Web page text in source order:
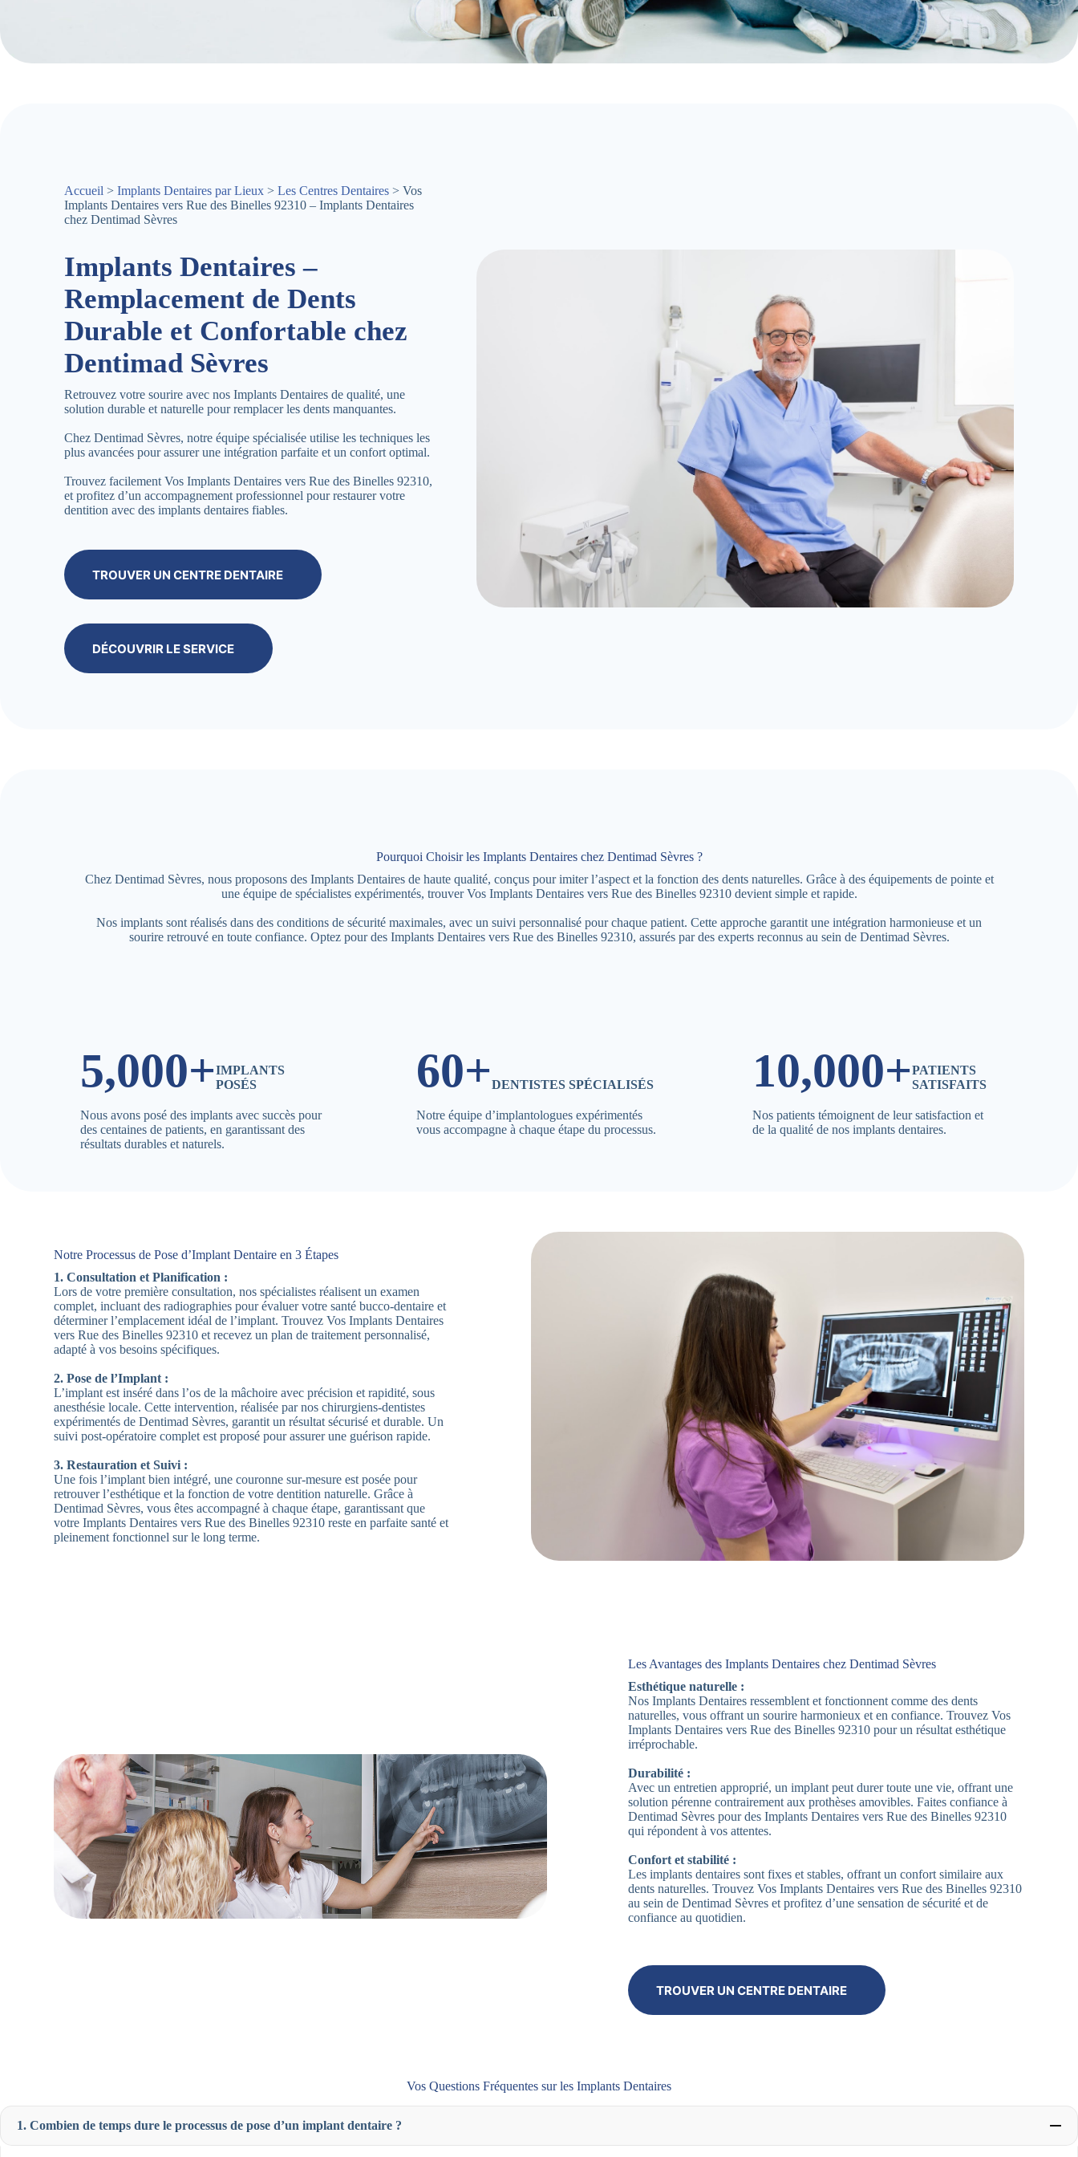
Accueil > Implants Dentaires par Lieux > Les Centres Dentaires > Vos
Implants Dentaires vers Rue des Binelles 92310 – Implants Dentaires
chez Dentimad Sèvres
Implants Dentaires –
Remplacement de Dents
Durable et Confortable chez
Dentimad Sèvres
Retrouvez votre sourire avec nos Implants Dentaires de qualité, une
solution durable et naturelle pour remplacer les dents manquantes.
Chez Dentimad Sèvres, notre équipe spécialisée utilise les techniques les
plus avancées pour assurer une intégration parfaite et un confort optimal.
Trouvez facilement Vos Implants Dentaires vers Rue des Binelles 92310,
et profitez d’un accompagnement professionnel pour restaurer votre
dentition avec des implants dentaires fiables.
TROUVER UN CENTRE DENTAIRE
DÉCOUVRIR LE SERVICE
Pourquoi Choisir les Implants Dentaires chez Dentimad Sèvres ?
Chez Dentimad Sèvres, nous proposons des Implants Dentaires de haute qualité, conçus pour imiter l’aspect et la fonction des dents naturelles. Grâce à des équipements de pointe et
une équipe de spécialistes expérimentés, trouver Vos Implants Dentaires vers Rue des Binelles 92310 devient simple et rapide.
Nos implants sont réalisés dans des conditions de sécurité maximales, avec un suivi personnalisé pour chaque patient. Cette approche garantit une intégration harmonieuse et un
sourire retrouvé en toute confiance. Optez pour des Implants Dentaires vers Rue des Binelles 92310, assurés par des experts reconnus au sein de Dentimad Sèvres.
5,000+IMPLANTS
POSÉS
Nous avons posé des implants avec succès pour
des centaines de patients, en garantissant des
résultats durables et naturels.
60+DENTISTES SPÉCIALISÉS
Notre équipe d’implantologues expérimentés
vous accompagne à chaque étape du processus.
10,000+PATIENTS
SATISFAITS
Nos patients témoignent de leur satisfaction et
de la qualité de nos implants dentaires.
Notre Processus de Pose d’Implant Dentaire en 3 Étapes
1. Consultation et Planification :
Lors de votre première consultation, nos spécialistes réalisent un examen
complet, incluant des radiographies pour évaluer votre santé bucco-dentaire et
déterminer l’emplacement idéal de l’implant. Trouvez Vos Implants Dentaires
vers Rue des Binelles 92310 et recevez un plan de traitement personnalisé,
adapté à vos besoins spécifiques.
2. Pose de l’Implant :
L’implant est inséré dans l’os de la mâchoire avec précision et rapidité, sous
anesthésie locale. Cette intervention, réalisée par nos chirurgiens-dentistes
expérimentés de Dentimad Sèvres, garantit un résultat sécurisé et durable. Un
suivi post-opératoire complet est proposé pour assurer une guérison rapide.
3. Restauration et Suivi :
Une fois l’implant bien intégré, une couronne sur-mesure est posée pour
retrouver l’esthétique et la fonction de votre dentition naturelle. Grâce à
Dentimad Sèvres, vous êtes accompagné à chaque étape, garantissant que
votre Implants Dentaires vers Rue des Binelles 92310 reste en parfaite santé et
pleinement fonctionnel sur le long terme.
Les Avantages des Implants Dentaires chez Dentimad Sèvres
Esthétique naturelle :
Nos Implants Dentaires ressemblent et fonctionnent comme des dents
naturelles, vous offrant un sourire harmonieux et en confiance. Trouvez Vos
Implants Dentaires vers Rue des Binelles 92310 pour un résultat esthétique
irréprochable.
Durabilité :
Avec un entretien approprié, un implant peut durer toute une vie, offrant une
solution pérenne contrairement aux prothèses amovibles. Faites confiance à
Dentimad Sèvres pour des Implants Dentaires vers Rue des Binelles 92310
qui répondent à vos attentes.
Confort et stabilité :
Les implants dentaires sont fixes et stables, offrant un confort similaire aux
dents naturelles. Trouvez Vos Implants Dentaires vers Rue des Binelles 92310
au sein de Dentimad Sèvres et profitez d’une sensation de sécurité et de
confiance au quotidien.
TROUVER UN CENTRE DENTAIRE
Vos Questions Fréquentes sur les Implants Dentaires
1. Combien de temps dure le processus de pose d’un implant dentaire ?